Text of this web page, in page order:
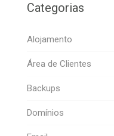
Categorias
Alojamento
Área de Clientes
Backups
Domínios